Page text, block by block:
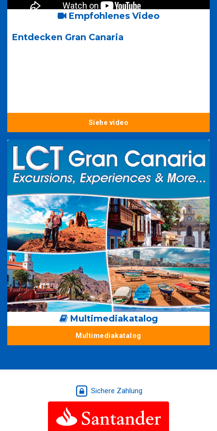
Empfohlenes Video
Entdecken Gran Canaria
Siehe video
Multimediakatalog
Multimediakatalog
Sichere Zahlung